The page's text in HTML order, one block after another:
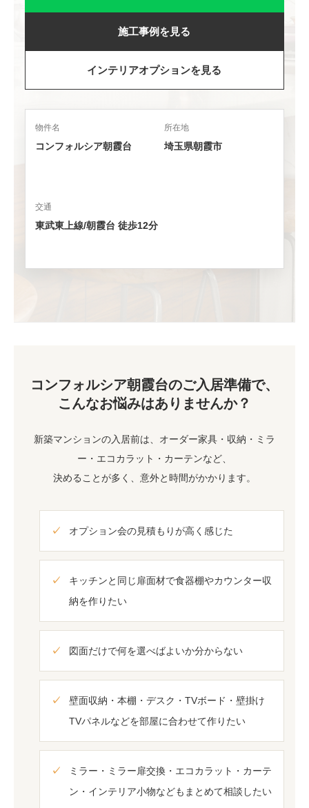
施工事例を見る
インテリアオプションを見る
物件名
コンフォルシア朝霞台
所在地
埼玉県朝霞市
交通
東武東上線/朝霞台 徒歩12分
コンフォルシア朝霞台のご入居準備で、
こんなお悩みはありませんか？
新築マンションの入居前は、オーダー家具・収納・ミラ
ー・エコカラット・カーテンなど、
決めることが多く、意外と時間がかかります。
オプション会の見積もりが高く感じた
キッチンと同じ扉面材で食器棚やカウンター収
納を作りたい
図面だけで何を選べばよいか分からない
壁面収納・本棚・デスク・TVボード・壁掛け
TVパネルなどを部屋に合わせて作りたい
ミラー・ミラー扉交換・エコカラット・カーテ
ン・インテリア小物などもまとめて相談したい